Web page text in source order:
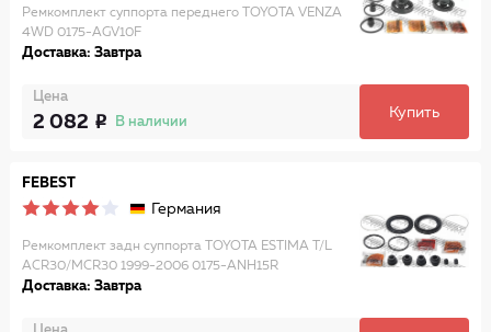
Ремкомплект суппорта переднего TOYOTA VENZA
4WD 0175-AGV10F
Доставка: Завтра
Цена
2 082 В наличии
Купить
FEBEST
Германия
Ремкомплект задн суппорта TOYOTA ESTIMA T/L
ACR30/MCR30 1999-2006 0175-ANH15R
Доставка: Завтра